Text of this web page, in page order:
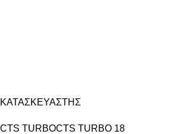
ΚΑΤΑΣΚΕΥΑΣΤΗΣ
CTS TURBOCTS TURBO 18